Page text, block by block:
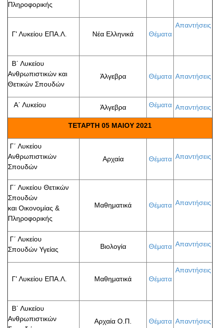
Πληροφορικής
Γ' Λυκείου ΕΠΑ.Λ. Νέα Ελληνικά Θέματα
Απαντήσεις
Β΄ Λυκείου
Ανθρωπιστικών και
Θετικών Σπουδών
Άλγεβρα Θέματα Απαντήσεις
Α΄ Λυκείου Άλγεβρα Θέματα Απαντήσεις
ΤΕΤΑΡΤΗ 05 ΜΑΙΟΥ 2021
Γ΄ Λυκείου
Ανθρωπιστικών
Σπουδών
Αρχαία Θέματα Απαντήσεις
Γ΄ Λυκείου Θετικών
Σπουδών
και Οικονομίας &
Πληροφορικής
Μαθηματικά Θέματα Απαντήσεις
Γ΄ Λυκείου
Σπουδών Υγείας
Βιολογία Θέματα Απαντήσεις
Γ' Λυκείου ΕΠΑ.Λ. Μαθηματικά Θέματα
Απαντήσεις
Β΄ Λυκείου
Ανθρωπιστικών
Αρχαία Ο.Π. Θέματα Απαντήσεις